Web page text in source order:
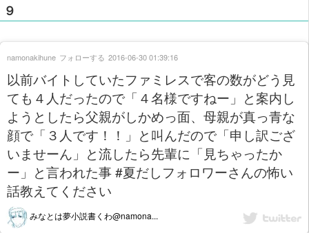
９
以前バイトしていたファミレスで客の数がどう見
ても４人だったので「４名様ですねー」と案内し
ようとしたら父親がしかめっ面、母親が真っ青な
顔で「３人です！！」と叫んだので「申し訳ござ
いませーん」と流したら先輩に「見ちゃったか
ー」と言われた事 #夏だしフォロワーさんの怖い
話教えてください
みなとは夢小説書くわ@namona...
namonakihune フォローする 2016-06-30 01:39:16